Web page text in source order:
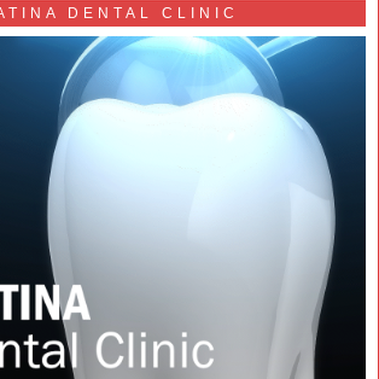
DENTAL CLINIC